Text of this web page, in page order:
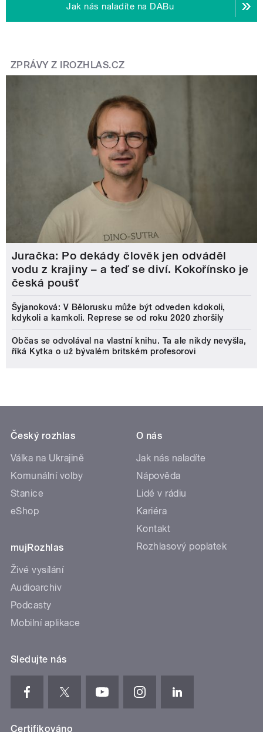
Jak nás naladíte na DABu
ZPRÁVY Z IROZHLAS.CZ
Juračka: Po dekády člověk jen odváděl
vodu z krajiny – a teď se diví. Kokořínsko je
česká poušť
Šyjanoková: V Bělorusku může být odveden kdokoli,
kdykoli a kamkoli. Represe se od roku 2020 zhoršily
Občas se odvolával na vlastní knihu. Ta ale nikdy nevyšla,
říká Kytka o už bývalém britském profesorovi
Český rozhlas
Válka na Ukrajině
Komunální volby
Stanice
eShop
mujRozhlas
Živé vysílání
Audioarchiv
Podcasty
Mobilní aplikace
O nás
Jak nás naladíte
Nápověda
Lidé v rádiu
Kariéra
Kontakt
Rozhlasový poplatek
Sledujte nás
Certifikováno